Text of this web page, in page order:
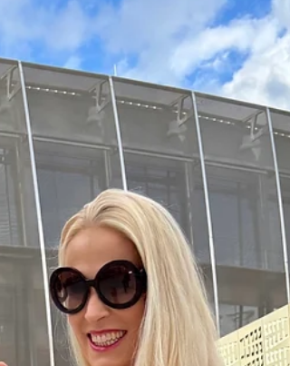
Klimt Design
Zeitlose Eleganz: Ein Maxikleid zwischen Wiener
Moderne und Mailänder Chic. Ein Kleid, das
minimalistische Eleganz und künstlerischen
Ausdruck vereint – mehr braucht es nicht, um
starkes modisches Statement zu setzen. ✨
Dieses Maxikleid begeistert durch seine
besondere Silhouette: Es liegt sanft an, ohne
einzuengen, und wirkt durch den fließenden
gleichzeitig leicht und feminin. Inspiriert von der
Wiener Moderne und den goldenen
eines Gustav Klimt, bringt